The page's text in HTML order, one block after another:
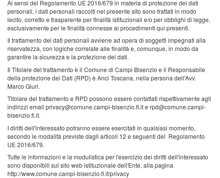
Ai sensi del Regolamento UE 2016/679 in materia di protezione dei dati
personali, i dati personali raccolti nel presente sito sono trattati in modo
lecito, corretto e trasparente per finalità istituzionali e/o per obblighi di legge,
esclusivamente per le finalità connesse ai procedimenti qui presenti.
Il trattamento dei dati personali avviene ad opera di soggetti impegnati alla
riservatezza, con logiche correlate alle finalità e, comunque, in modo da
garantire la sicurezza e la protezione dei dati.
Il Titolare del trattamento è il Comune di Campi Bisenzio e il Responsabile
della protezione dei Dati (RPD) è Anci Toscana, nella persona dell'Avv.
Marco Giuri.
Titolare del trattamento e RPD possono essere contattati rispettivamente agli
indirizzi email privacy@comune.campi-bisenzio.fi.it e rpd@comune.campi-
bisenzio.fi.it.
I diritti dell'interessato potranno essere esercitati in qualsiasi momento,
secondo le modalità previste dagli articoli 12 e seguenti del Regolamento
UE 2016/679.
Tutte le informazioni e la modulistica per l'esercizio dei diritti dell'interessato
sono disponibili sul sito web istituzionale dell'Ente, alla pagina
http://www.comune.campi-bisenzio.fi.it/privacy